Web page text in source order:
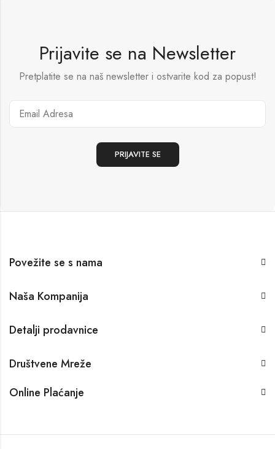
Prijavite se na Newsletter
Pretplatite se na naš newsletter i ostvarite kod za popust!
Povežite se s nama
Naša Kompanija
Detalji prodavnice
Društvene Mreže
Online Plaćanje